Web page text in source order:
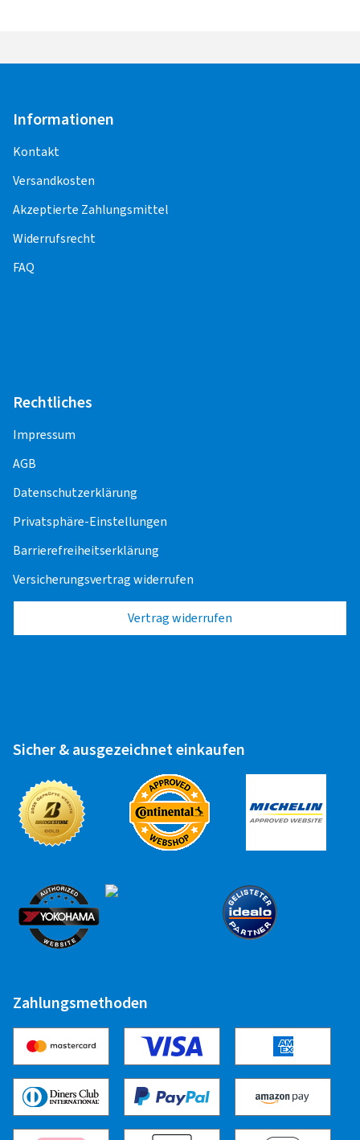
Kontrollsensoren (Sensoreinbau, -
Programmierung, -Anlernen,
Funktionskontrolle) entstehen weitere Kosten.
Für die Pflege und Korrektheit der Inhalte,
einschließlich der Preise für die
Montageleistungen, sind die Montagepartner
verantwortlich.
Offroad/SUV
Stahlfelge 12" - 23"
Transporter
Stahlfelge 12" - 23"
Stahlfelge 12" - 23"
Runflat Aufpreis
Zuletzt aktualisiert am 24.02.2025
Informationen
Kontakt
Versandkosten
Akzeptierte Zahlungsmittel
Widerrufsrecht
FAQ
Rechtliches
Impressum
AGB
Datenschutzerklärung
Privatsphäre-Einstellungen
Barrierefreiheitserklärung
Versicherungsvertrag widerrufen
Vertrag widerrufen
Sicher & ausgezeichnet einkaufen
Zahlungsmethoden